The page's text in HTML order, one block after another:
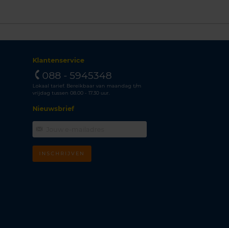
Klantenservice
088 - 5945348
Lokaal tarief. Bereikbaar van maandag t/m
vrijdag tussen 08.00 - 17.30 uur.
Nieuwsbrief
INSCHRIJVEN